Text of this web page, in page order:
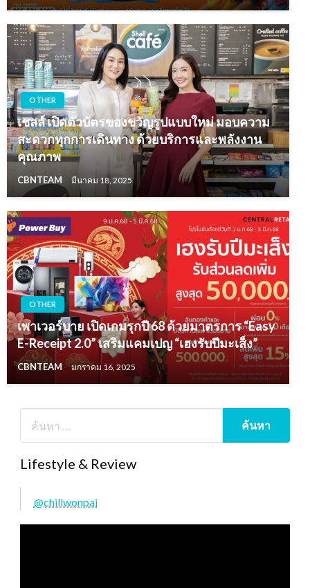
OTHER
เชลล์ เปิดตัวบัตรของขวัญรูปแบบใหม่ มอบความ
สะดวกทุกการเดินทาง ด้วยบริการและพลังงาน
คุณภาพ
CBNTEAM มีนาคม 18, 2025
OTHER
เพาเวอร์บาย เปิดเกมรุกปี 68 ด้วยมาตรการ “Easy
E-Receipt 2.0” เสริมแคมเปญ “เฮงรับปีมะเส็ง”
CBNTEAM มกราคม 16, 2025
Lifestyle & Review
@chillwonpai